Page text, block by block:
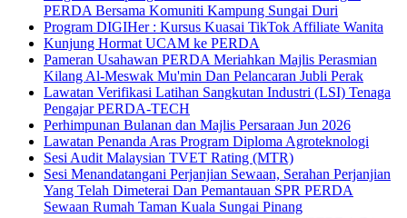
PERDA Bersama Komuniti Kampung Sungai Duri
Program DIGIHer : Kursus Kuasai TikTok Affiliate Wanita
Kunjung Hormat UCAM ke PERDA
Pameran Usahawan PERDA Meriahkan Majlis Perasmian
Kilang Al-Meswak Mu'min Dan Pelancaran Jubli Perak
Lawatan Verifikasi Latihan Sangkutan Industri (LSI) Tenaga
Pengajar PERDA-TECH
Perhimpunan Bulanan dan Majlis Persaraan Jun 2026
Lawatan Penanda Aras Program Diploma Agroteknologi
Sesi Audit Malaysian TVET Rating (MTR)
Sesi Menandatangani Perjanjian Sewaan, Serahan Perjanjian
Yang Telah Dimeterai Dan Pemantauan SPR PERDA
Sewaan Rumah Taman Kuala Sungai Pinang